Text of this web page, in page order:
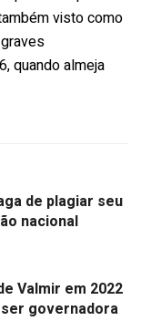
visto como
quando almeja
de plagiar seu
nacional
Valmir em 2022
governadora